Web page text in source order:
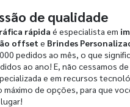
de qualidade
rápida é especialista em
offset e Brindes
pedidos ao mês, o que
ao ano! E, não cessamos
e em recursos
máximo de opções, para que